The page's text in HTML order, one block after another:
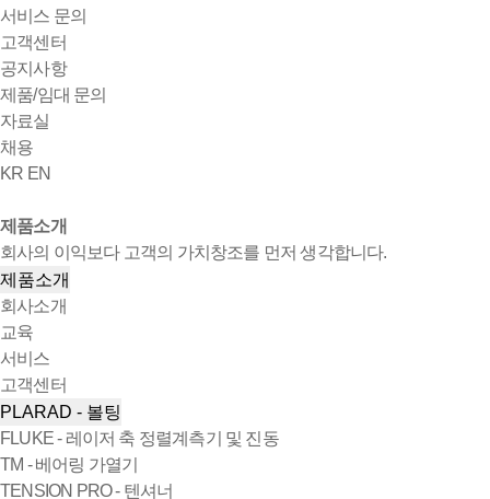
서비스 문의
고객센터
공지사항
제품/임대 문의
자료실
채용
KR EN
제품소개
회사의 이익보다 고객의 가치창조를 먼저 생각합니다.
제품소개
회사소개
교육
서비스
고객센터
PLARAD - 볼팅
FLUKE - 레이저 축 정렬계측기 및 진동
TM - 베어링 가열기
TENSION PRO - 텐셔너